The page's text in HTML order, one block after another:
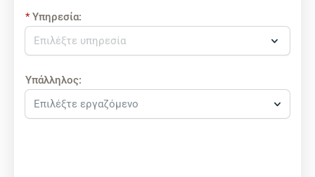
Υπηρεσία:
Υπάλληλος:
Επιλέξτε εργαζόμενο